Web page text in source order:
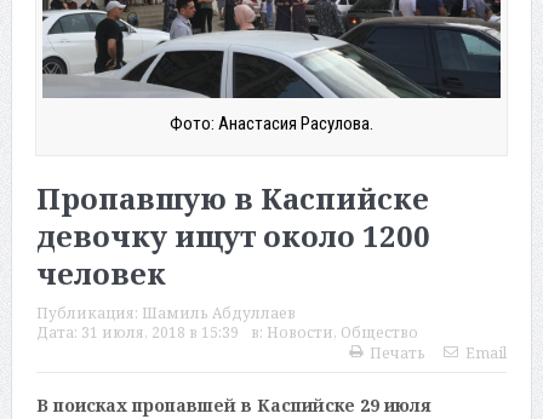
Фото: Анастасия Расулова.
Пропавшую в Каспийске
девочку ищут около 1200
человек
Публикация: Шамиль Абдуллаев
Дата: 31 июля, 2018 в 15:39 в: Новости, Общество
Печать
Email
В поисках пропавшей в Каспийске 29 июля